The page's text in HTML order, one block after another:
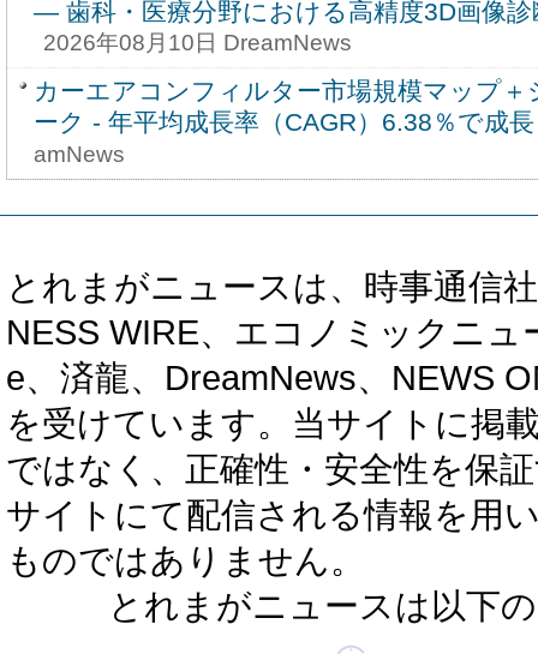
― 歯科・医療分野における高精度3D画像
2026年08月10日 DreamNews
カーエアコンフィルター市場規模マップ
ーク - 年平均成長率（CAGR）6.38％で成長
amNews
とれまがニュースは、時事通信
NESS WIRE、エコノミックニ
e、済龍、DreamNews、NEWS
を受けています。当サイトに掲
ではなく、正確性・安全性を保
サイトにて配信される情報を用
ものではありません。
とれまがニュースは以下